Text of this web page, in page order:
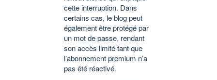
cette interruption. Dans
certains cas, le blog peut
également être protégé par
un mot de passe, rendant
son accès limité tant que
l’abonnement premium n’a
pas été réactivé.